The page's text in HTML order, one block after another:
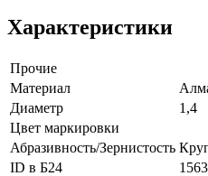
Характеристики
Прочие
Материал
Диаметр
1,4
Цвет маркировки
Абразивность/Зернистость
ID в Б24